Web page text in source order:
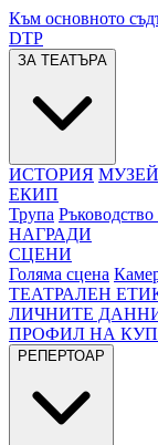
Към основното
DTP
ЗА ТЕАТЪРА
ИСТОРИЯ
ЕКИП
Трупа
НАГРАДИ
СЦЕНИ
Голяма сцена
ТЕАТРАЛЕН
ЛИЧНИТЕ
ПРОФИЛ НА
РЕПЕРТОАР